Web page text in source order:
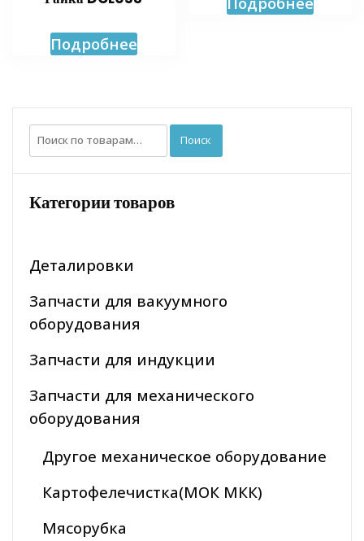
Подробнее
Искать: Поиск
Категории товаров
Деталировки
Запчасти для вакуумного
оборудования
Запчасти для индукции
Запчасти для механического
оборудования
Другое механическое оборудование
Картофелечистка(МОК МКК)
Мясорубка